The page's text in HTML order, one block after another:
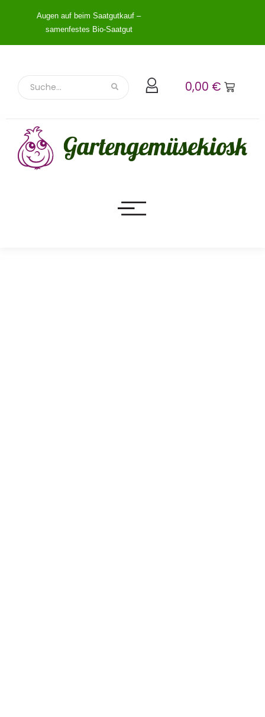
Augen auf beim Saatgutkauf –
samenfestes Bio-Saatgut
0,00 €